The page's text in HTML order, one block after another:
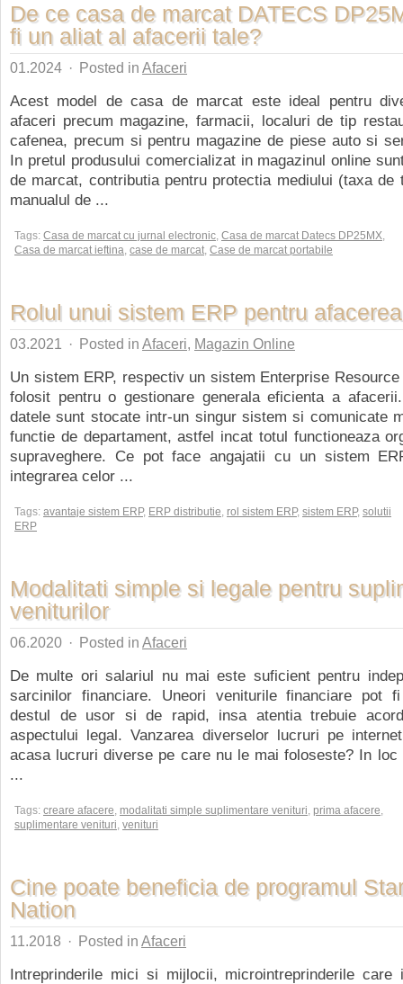
De ce casa de marcat DATECS
fi un aliat al afacerii tale?
01.2024 · Posted in Afaceri
Acest model de casa de marcat este ideal pentru
afaceri precum magazine, farmacii, localuri de tip
cafenea, precum si pentru magazine de piese auto si
In pretul produsului comercializat in magazinul online
de marcat, contributia pentru protectia mediului (taxa de
manualul de ...
Tags: Casa de marcat cu jurnal electronic, Casa de marcat Datecs DP25MX,
Casa de marcat ieftina, case de marcat, Case de marcat portabile
Rolul unui sistem ERP pentru
03.2021 · Posted in Afaceri, Magazin Online
Un sistem ERP, respectiv un sistem Enterprise
folosit pentru o gestionare generala eficienta a
datele sunt stocate intr-un singur sistem si comunicate
functie de departament, astfel incat totul functioneaza
supraveghere. Ce pot face angajatii cu un sistem
integrarea celor ...
Tags: avantaje sistem ERP, ERP distributie, rol sistem ERP, sistem ERP, solutii
ERP
Modalitati simple si legale pentru
veniturilor
06.2020 · Posted in Afaceri
De multe ori salariul nu mai este suficient pentru
sarcinilor financiare. Uneori veniturile financiare pot fi
destul de usor si de rapid, insa atentia trebuie
aspectului legal. Vanzarea diverselor lucruri pe
acasa lucruri diverse pe care nu le mai foloseste? In
...
Tags: creare afacere, modalitati simple suplimentare venituri, prima afacere,
suplimentare venituri, venituri
Cine poate beneficia de programul
Nation
11.2018 · Posted in Afaceri
Intreprinderile mici si mijlocii, microintreprinderile care